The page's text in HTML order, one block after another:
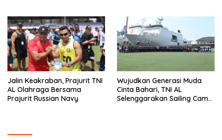
Jalin Keakraban, Prajurit TNI
AL Olahraga Bersama
Prajurit Russian Navy
Wujudkan Generasi Muda
Cinta Bahari, TNI AL
Selenggarakan Sailing Camp